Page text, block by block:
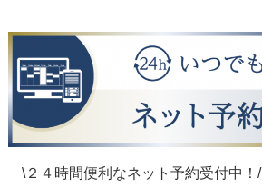
\２４時間便利なネット予約受付中！/